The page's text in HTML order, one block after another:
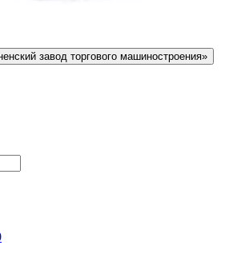
завод торгового машиностроения»